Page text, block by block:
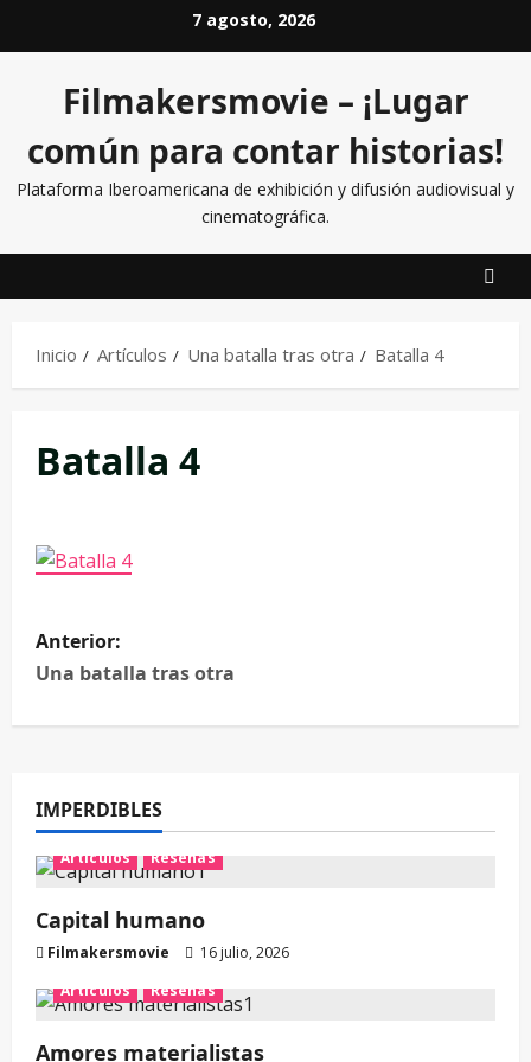
7 agosto, 2026
Filmakersmovie – ¡Lugar
común para contar historias!
Plataforma Iberoamericana de exhibición y difusión audiovisual y
cinematográfica.
Inicio Artículos Una batalla tras otra Batalla 4
Batalla 4
Anterior:
Una batalla tras otra
IMPERDIBLES
Artículos Reseñas
Capital humano
Filmakersmovie
16 julio, 2026
Artículos
Reseñas
Amores materialistas